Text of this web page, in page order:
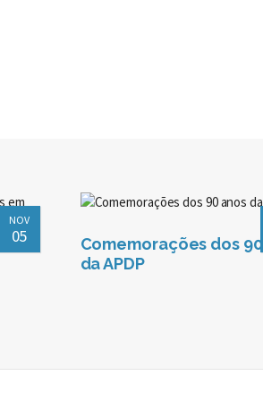
NOV
05
Comemorações dos
da APDP